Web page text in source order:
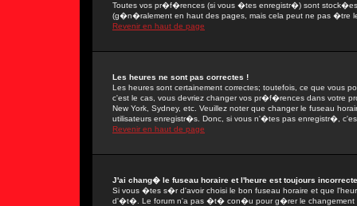
Toutes vos pr�f�rences (si vous �tes enregistr�) sont
(g�n�ralement en haut des pages, mais cela peut ne pas �tre
Revenir en haut de page
Les heures ne sont pas correctes !
Les heures sont certainement correctes; toutefois, ce que vous
c'est le cas, vous devriez changer vos pr�f�rences dans votre
New York, Sydney, etc. Veuillez noter que changer le fuseau
utilisateurs enregistr�s. Donc, si vous n'�tes pas enregistr�,
Revenir en haut de page
J'ai chang� le fuseau horaire et l'heure est toujours
Si vous �tes s�r d'avoir choisi le bon fuseau horaire et que
d'�t�. Le forum n'a pas �t� con�u pour g�rer le